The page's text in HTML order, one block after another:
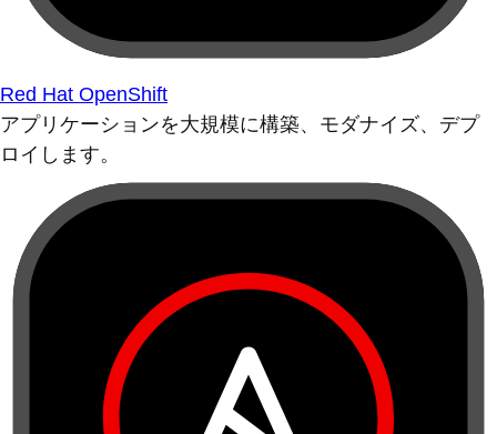
Red Hat OpenShift
アプリケーションを大規模に構築、モダナイズ、デプ
ロイします。